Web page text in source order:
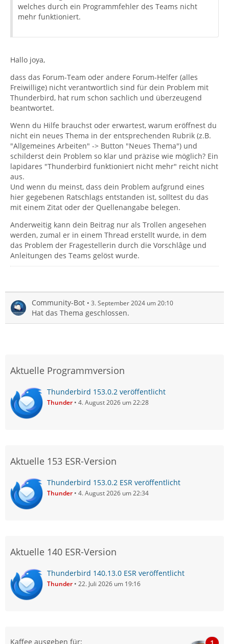
welches durch ein Programmfehler des Teams nicht
mehr funktioniert.
Hallo joya,
dass das Forum-Team oder andere Forum-Helfer (alles
Freiwillige) nicht verantwortlich sind für dein Problem mit
Thunderbird, hat rum schon sachlich und überzeugend
beantwortet.
Wenn du Hilfe brauchst oder erwartest, warum eröffnest du
nicht ein neues Thema in der entsprechenden Rubrik (z.B.
"Allgemeines Arbeiten" -> Button "Neues Thema") und
schilderst dein Problem so klar und präzise wie möglich? Ein
lapidares "Thunderbird funktioniert nicht mehr" reicht nicht
aus.
Und wenn du meinst, dass dein Problem aufgrund eines
hier gegebenen Ratschlags entstanden ist, solltest du das
mit einem Zitat oder der Quellenangabe belegen.
Anderweitig kann dein Beitrag nur als Trollen angesehen
werden, zumal er in einem Thread erstellt wurde, in dem
das Problem der Fragestellerin durch die Vorschlâge und
Anleitungen des Teams gelöst wurde.
Community-Bot 3. September 2024 um 20:10
Hat das Thema geschlossen.
Aktuelle Programmversion
Thunderbird 153.0.2 veröffentlicht
Thunder 4. August 2026 um 22:28
Aktuelle 153 ESR-Version
Thunderbird 153.0.2 ESR veröffentlicht
Thunder 4. August 2026 um 22:34
Aktuelle 140 ESR-Version
Thunderbird 140.13.0 ESR veröffentlicht
Thunder 22. Juli 2026 um 19:16
Kaffee ausgeben für: